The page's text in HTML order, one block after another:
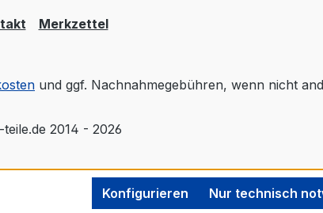
Merkzettel
und ggf. Nachnahmegebühren, wenn nicht
2014 - 2026
Nur technisch
Konfigurieren